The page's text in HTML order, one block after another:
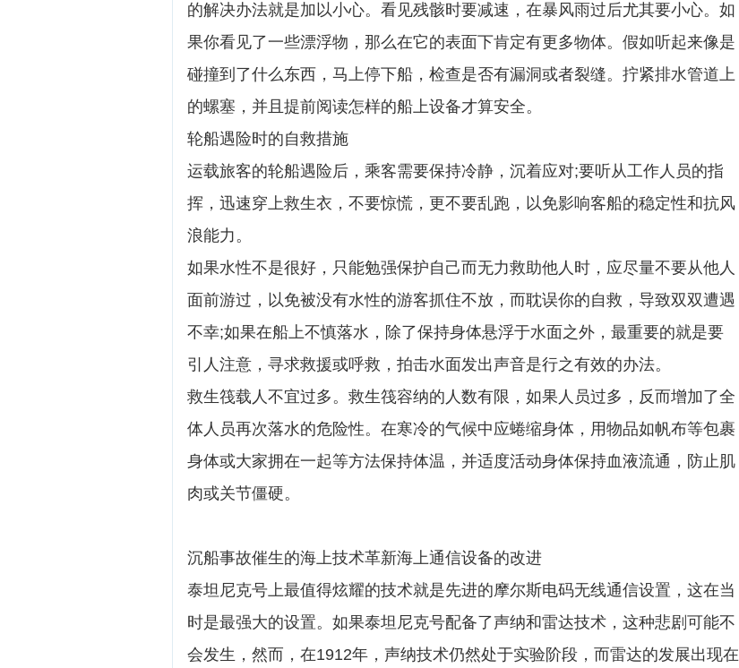
的解决办法就是加以小心。看见残骸时要减速，在暴风雨过后尤其要小心。如
果你看见了一些漂浮物，那么在它的表面下肯定有更多物体。假如听起来像是
碰撞到了什么东西，马上停下船，检查是否有漏洞或者裂缝。拧紧排水管道上
的螺塞，并且提前阅读怎样的船上设备才算安全。
轮船遇险时的自救措施
运载旅客的轮船遇险后，乘客需要保持冷静，沉着应对;要听从工作人员的指
挥，迅速穿上救生衣，不要惊慌，更不要乱跑，以免影响客船的稳定性和抗风
浪能力。
如果水性不是很好，只能勉强保护自己而无力救助他人时，应尽量不要从他人
面前游过，以免被没有水性的游客抓住不放，而耽误你的自救，导致双双遭遇
不幸;如果在船上不慎落水，除了保持身体悬浮于水面之外，最重要的就是要
引人注意，寻求救援或呼救，拍击水面发出声音是行之有效的办法。
救生筏载人不宜过多。救生筏容纳的人数有限，如果人员过多，反而增加了全
体人员再次落水的危险性。在寒冷的气候中应蜷缩身体，用物品如帆布等包裹
身体或大家拥在一起等方法保持体温，并适度活动身体保持血液流通，防止肌
肉或关节僵硬。
沉船事故催生的海上技术革新海上通信设备的改进
泰坦尼克号上最值得炫耀的技术就是先进的摩尔斯电码无线通信设置，这在当
时是最强大的设置。如果泰坦尼克号配备了声纳和雷达技术，这种悲剧可能不
会发生，然而，在1912年，声纳技术仍然处于实验阶段，而雷达的发展出现在